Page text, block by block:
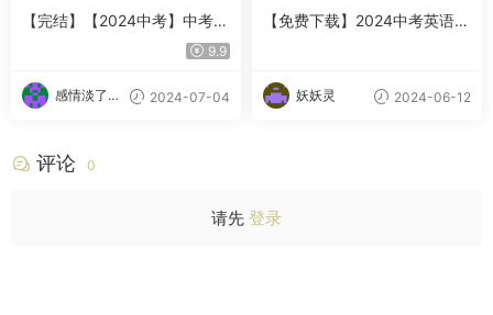
【完结】【2024中考】中考英
9.9
感情淡了请
2024-07-04
【免费下载】2024中考英语模
妖妖灵 2024-06-12
评论 0
请先 登录